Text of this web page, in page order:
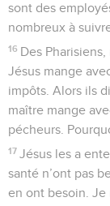
sont des
nombreux à
16 Des
Jésus mange
impôts. Alors ils
maître mange
pécheurs.
17 Jésus les a
santé n’ont pas
en ont besoin. Je